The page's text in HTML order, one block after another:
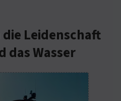
Leidenschaft
das Wasser